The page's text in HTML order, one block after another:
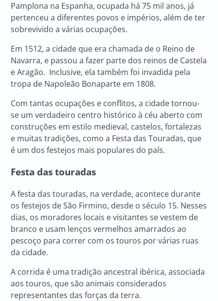
Pamplona na Espanha, ocupada há 75 mil anos, já
pertenceu a diferentes povos e impérios, além de ter
sobrevivido a várias ocupações.
Em 1512, a cidade que era chamada de o Reino de
Navarra, e passou a fazer parte dos reinos de Castela
e Aragão. Inclusive, ela também foi invadida pela
tropa de Napoleão Bonaparte em 1808.
Com tantas ocupações e conflitos, a cidade tornou-
se um verdadeiro centro histórico à céu aberto com
construções em estilo medieval, castelos, fortalezas
e muitas tradições, como a Festa das Touradas, que
é um dos festejos mais populares do país.
Festa das touradas
A festa das touradas, na verdade, acontece durante
os festejos de São Firmino, desde o século 15. Nesses
dias, os moradores locais e visitantes se vestem de
branco e usam lenços vermelhos amarrados ao
pescoço para correr com os touros por várias ruas
da cidade.
A corrida é uma tradição ancestral ibérica, associada
aos touros, que são animais considerados
representantes das forças da terra.